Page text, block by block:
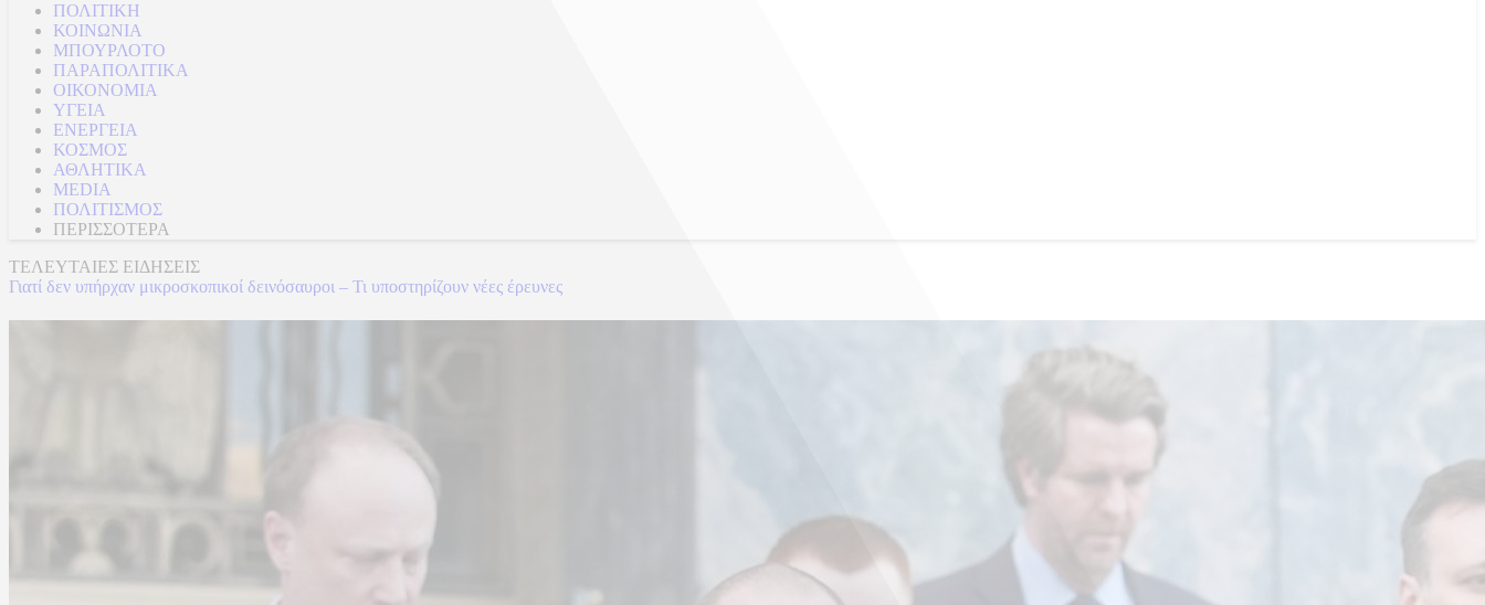
ΠΟΛΙΤΙΚΗ
ΚΟΙΝΩΝΙΑ
ΜΠΟΥΡΛΟΤΟ
ΠΑΡΑΠΟΛΙΤΙΚΑ
ΟΙΚΟΝΟΜΙΑ
ΥΓΕΙΑ
ΕΝΕΡΓΕΙΑ
ΚΟΣΜΟΣ
ΑΘΛΗΤΙΚΑ
MEDIA
ΠΟΛΙΤΙΣΜΟΣ
ΠΕΡΙΣΣΟΤΕΡΑ
ΤΕΛΕΥΤΑΙΕΣ ΕΙΔΗΣΕΙΣ
Γιατί δεν υπήρχαν μικροσκοπικοί δεινόσαυροι – Τι υποστηρίζουν νέες έρευνες